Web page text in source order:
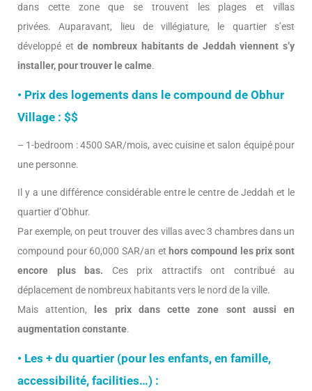
dans cette zone que se trouvent les plages et villas
privées. Auparavant, lieu de villégiature, le quartier s’est
développé etde nombreux habitants de Jeddah viennent s’y
installer, pour trouver le calme.
• Prix des logements dans le compound de Obhur
Village : $$
– 1-bedroom : 4500 SAR/mois, avec cuisine et salon équipé pour
une personne.
Il y a une différence considérable entre le centre de Jeddah et le
quartier d’Obhur.
Par exemple, on peut trouver des villas avec 3 chambres dans un
compound pour 60,000 SAR/an et hors compound les prix sont
encore plus bas. Ces prix attractifs ont contribué au
déplacement de nombreux habitants vers le nord de la ville.
Mais attention,
les prix dans cette zone sont aussi en
augmentation constante.
• Les + du quartier (pour les enfants, en famille,
accessibilité, facilities…) :